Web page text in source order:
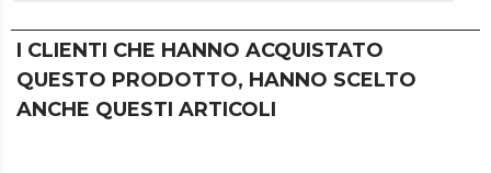
I CLIENTI CHE HANNO ACQUISTATO
QUESTO PRODOTTO, HANNO SCELTO
ANCHE QUESTI ARTICOLI